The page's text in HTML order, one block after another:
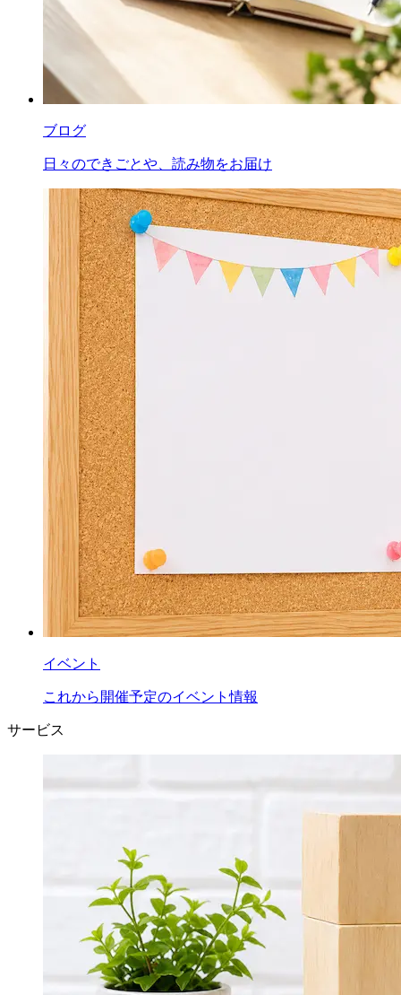
ブログ
日々のできごとや、読み物をお届け
イベント
これから開催予定のイベント情報
サービス